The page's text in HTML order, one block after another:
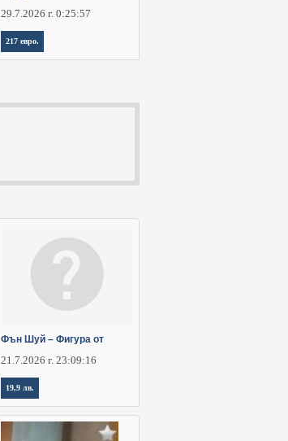
29.7.2026 г. 0:25:57
217 евро.
Фън Шуй – Фигура от
21.7.2026 г. 23:09:16
19,9 лв.